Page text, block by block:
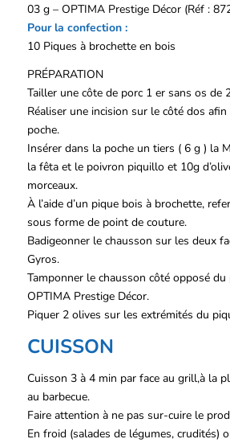
03 g – OPTIMA Prestige Décor (Réf :
Pour la confection :
10 Piques à brochette en bois
PRÉPARATION
Tailler une côte de porc 1 er sans os de
Réaliser une incision sur le côté dos afin
poche.
Insérer dans la poche un tiers ( 6 g ) la
la fêta et le poivron piquillo et 10g
morceaux.
À l’aide d’un pique bois à brochette,
sous forme de point de couture.
Badigeonner le chausson sur les deux
Gyros.
Tamponner le chausson côté opposé
OPTIMA Prestige Décor.
Piquer 2 olives sur les extrémités du
CUISSON
Cuisson 3 à 4 min par face au grill,à la
au barbecue.
Faire attention à ne pas sur-cuire le
En froid (salades de légumes, crudités)